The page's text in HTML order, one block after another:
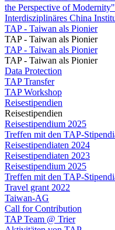
the Perspective of Modernity"
Interdisziplinäres China
TAP - Taiwan als Pionier
TAP - Taiwan als Pionier
TAP - Taiwan als Pionier
TAP - Taiwan als Pionier
Data Protection
TAP Transfer
TAP Workshop
Reisestipendien
Reisestipendien
Reisestipendium 2025
Treffen mit den TAP-
Reisestipendiaten 2024
Reisestipendiaten 2023
Reisestipendium 2025
Treffen mit den TAP-
Travel grant 2022
Taiwan-AG
Call for Contribution
TAP Team @ Trier